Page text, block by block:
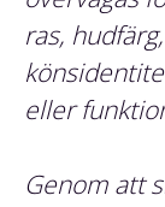
ras,
eller
Genom att